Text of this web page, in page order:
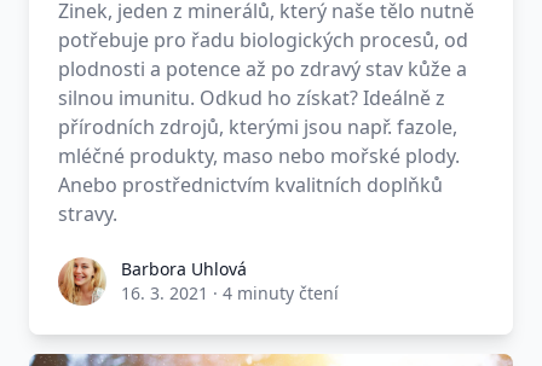
Zinek, jeden z minerálů, který naše tělo nutně
potřebuje pro řadu biologických procesů, od
plodnosti a potence až po zdravý stav kůže a
silnou imunitu. Odkud ho získat? Ideálně z
přírodních zdrojů, kterými jsou např. fazole,
mléčné produkty, maso nebo mořské plody.
Anebo prostřednictvím kvalitních doplňků
stravy.
Barbora Uhlová
16. 3. 2021 · 4 minuty čtení